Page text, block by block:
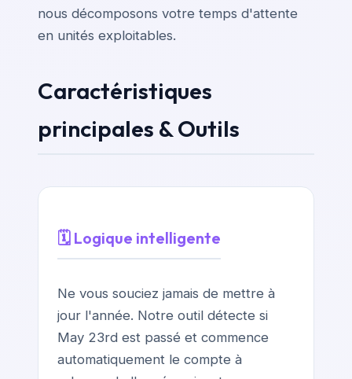
nous décomposons votre temps d'attente
en unités exploitables.
Caractéristiques
principales & Outils
🗓️ Logique intelligente
Ne vous souciez jamais de mettre à
jour l'année. Notre outil détecte si
May 23rd est passé et commence
automatiquement le compte à